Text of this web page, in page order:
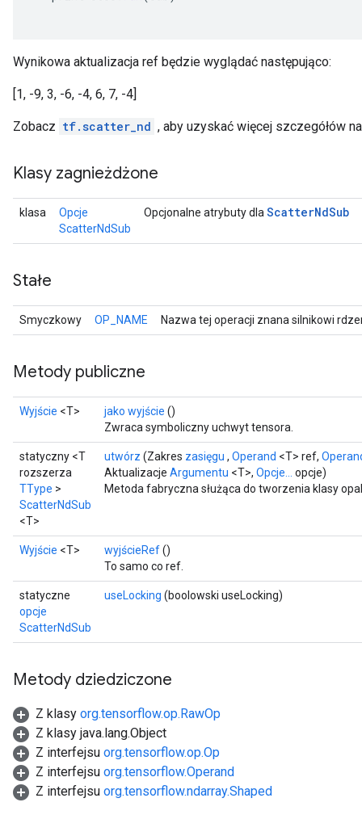
Wynikowa aktualizacja ref będzie wyglądać następująco:
[1, -9, 3, -6, -4, 6, 7, -4]
Zobacz tf.scatter_nd , aby uzyskać więcej szczegółów
Klasy zagnieżdżone
klasa
Opcje
ScatterNdSub
Opcjonalne atrybuty dla ScatterNdSub
Stałe
Smyczkowy OP_NAME Nazwa tej operacji znana silnikowi
Metody publiczne
Wyjście <T> jako wyjście ()
Zwraca symboliczny uchwyt tensora.
statyczny <T
rozszerza
TType >
ScatterNdSub
<T>
utwórz (Zakres zasięgu , Operand <T> ref,
Aktualizacje Argumentu <T>, Opcje...
opcje)
Metoda fabryczna służąca do tworzenia klasy
Wyjście <T> wyjścieRef()
To samo co ref.
statyczne
opcje
ScatterNdSub
useLocking (boolowski useLocking)
Metody dziedziczone
Z klasy org.tensorflow.op.RawOp
Z klasy java.lang.Object
Z interfejsu org.tensorflow.op.Op
Z interfejsu org.tensorflow.Operand
Z interfejsu org.tensorflow.ndarray.Shaped